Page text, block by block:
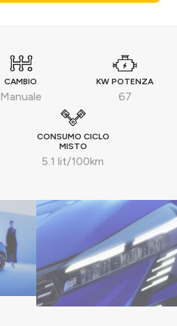
CAMBIO
Manuale
KW POTENZA
67
CONSUMO CICLO
MISTO
5.1 lit/100km